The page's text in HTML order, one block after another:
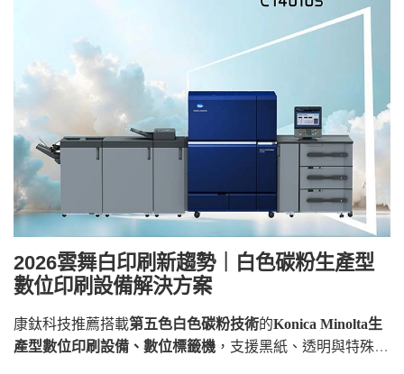
2026雲舞白印刷新趨勢｜白色碳粉生產型
數位印刷設備解決方案
康鈦科技推薦搭載第五色白色碳粉技術的Konica Minolta生
產型數位印刷設備、數位標籤機 ，支援黑紙、透明與特殊材